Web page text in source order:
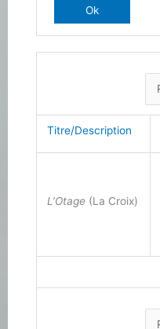
Titre/Description
L’Otage (La Croix)